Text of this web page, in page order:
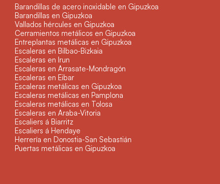
Barandillas de acero inoxidable en Gipuzkoa
Barandillas en Gipuzkoa
Vallados hércules en Gipuzkoa
Cerramientos metálicos en Gipuzkoa
Entreplantas metálicas en Gipuzkoa
Escaleras en Bilbao-Bizkaia
Escaleras en Irun
Escaleras en Arrasate-Mondragón
Escaleras en Eibar
Escaleras metálicas en Gipuzkoa
Escaleras metálicas en Pamplona
Escaleras metálicas en Tolosa
Escaleras en Araba-Vitoria
Escaliers á Biarritz
Escaliers á Hendaye
Herrería en Donostia-San Sebastián
Puertas metálicas en Gipuzkoa